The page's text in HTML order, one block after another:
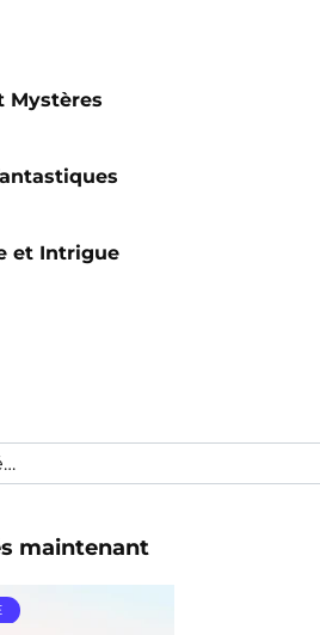
Mystères
et Intrigue
maintenant